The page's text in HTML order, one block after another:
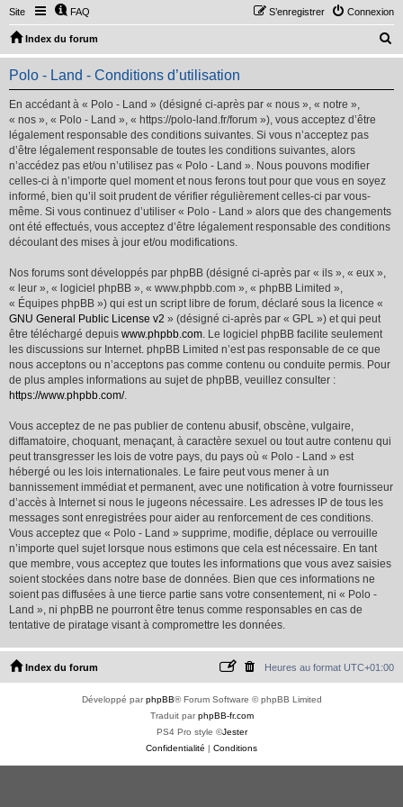
Site FAQ Connexion
S’enregistrer
Index du forum
e
Polo - Land - Conditions d’utilisation
En accédant à « Polo - Land » (désigné ci-après par « nous », « notre »,
« nos », « Polo - Land », « https://polo-land.fr/forum »), vous acceptez d’être
légalement responsable des conditions suivantes. Si vous n’acceptez pas
d’être légalement responsable de toutes les conditions suivantes, alors
n’accédez pas et/ou n’utilisez pas « Polo - Land ». Nous pouvons modifier
celles-ci à n’importe quel moment et nous ferons tout pour que vous en soyez
informé, bien qu’il soit prudent de vérifier régulièrement celles-ci par vous-
même. Si vous continuez d’utiliser « Polo - Land » alors que des changements
ont été effectués, vous acceptez d’être légalement responsable des conditions
découlant des mises à jour et/ou modifications.
Nos forums sont développés par phpBB (désigné ci-après par « ils », « eux »,
« leur », « logiciel phpBB », « www.phpbb.com », « phpBB Limited »,
« Équipes phpBB ») qui est un script libre de forum, déclaré sous la licence «
GNU General Public License v2 » (désigné ci-après par « GPL ») et qui peut
être téléchargé depuis www.phpbb.com. Le logiciel phpBB facilite seulement
les discussions sur Internet. phpBB Limited n’est pas responsable de ce que
nous acceptons ou n’acceptons pas comme contenu ou conduite permis. Pour
de plus amples informations au sujet de phpBB, veuillez consulter :
https://www.phpbb.com/.
Vous acceptez de ne pas publier de contenu abusif, obscène, vulgaire,
diffamatoire, choquant, menaçant, à caractère sexuel ou tout autre contenu qui
peut transgresser les lois de votre pays, du pays où « Polo - Land » est
hébergé ou les lois internationales. Le faire peut vous mener à un
bannissement immédiat et permanent, avec une notification à votre fournisseur
d’accès à Internet si nous le jugeons nécessaire. Les adresses IP de tous les
messages sont enregistrées pour aider au renforcement de ces conditions.
Vous acceptez que « Polo - Land » supprime, modifie, déplace ou verrouille
n’importe quel sujet lorsque nous estimons que cela est nécessaire. En tant
que membre, vous acceptez que toutes les informations que vous avez saisies
soient stockées dans notre base de données. Bien que ces informations ne
soient pas diffusées à une tierce partie sans votre consentement, ni « Polo -
Land », ni phpBB ne pourront être tenus comme responsables en cas de
tentative de piratage visant à compromettre les données.
Index du forum Heures au format UTC+01:00
Développé parphpBB® Forum Software © phpBB Limited
Traduit parphpBB-fr.com
PS4 Pro style ©Jester
Confidentialité | Conditions